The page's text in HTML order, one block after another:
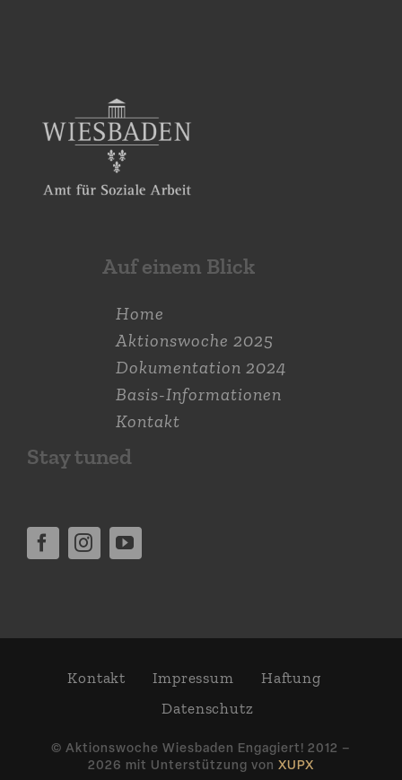
Auf einem Blick
Home
Aktions­woche 2025
Dokumen­tation 2024
Basis-Informationen
Kontakt
Stay tuned
Kontakt Impressum
Haftung
Daten­schutz
© Aktions­woche Wiesbaden Engagiert! 2012 –
2026 mit Unter­stützung von XUPX